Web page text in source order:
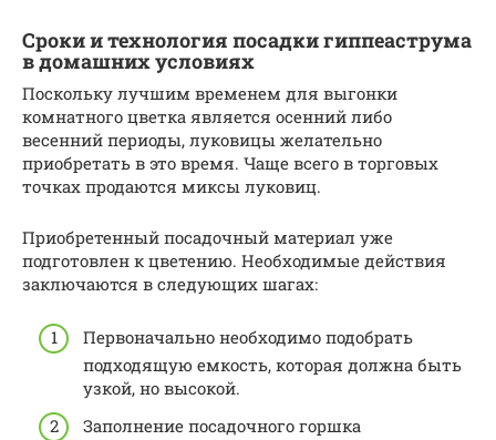
Сроки и технология посадки гиппеаструма
в домашних условиях
Поскольку лучшим временем для выгонки
комнатного цветка является осенний либо
весенний периоды, луковицы желательно
приобретать в это время. Чаще всего в торговых
точках продаются миксы луковиц.
Приобретенный посадочный материал уже
подготовлен к цветению. Необходимые действия
заключаются в следующих шагах:
Первоначально необходимо подобрать
подходящую емкость, которая должна быть
узкой, но высокой.
Заполнение посадочного горшка